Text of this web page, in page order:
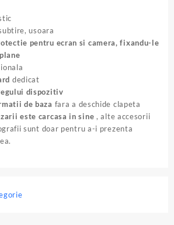
usoara
pentru ecran si camera, fixandu-le
dedicat
dispozitiv
de baza fara a deschide clapeta
este carcasa in sine , alte accesorii
sunt doar pentru a-i prezenta